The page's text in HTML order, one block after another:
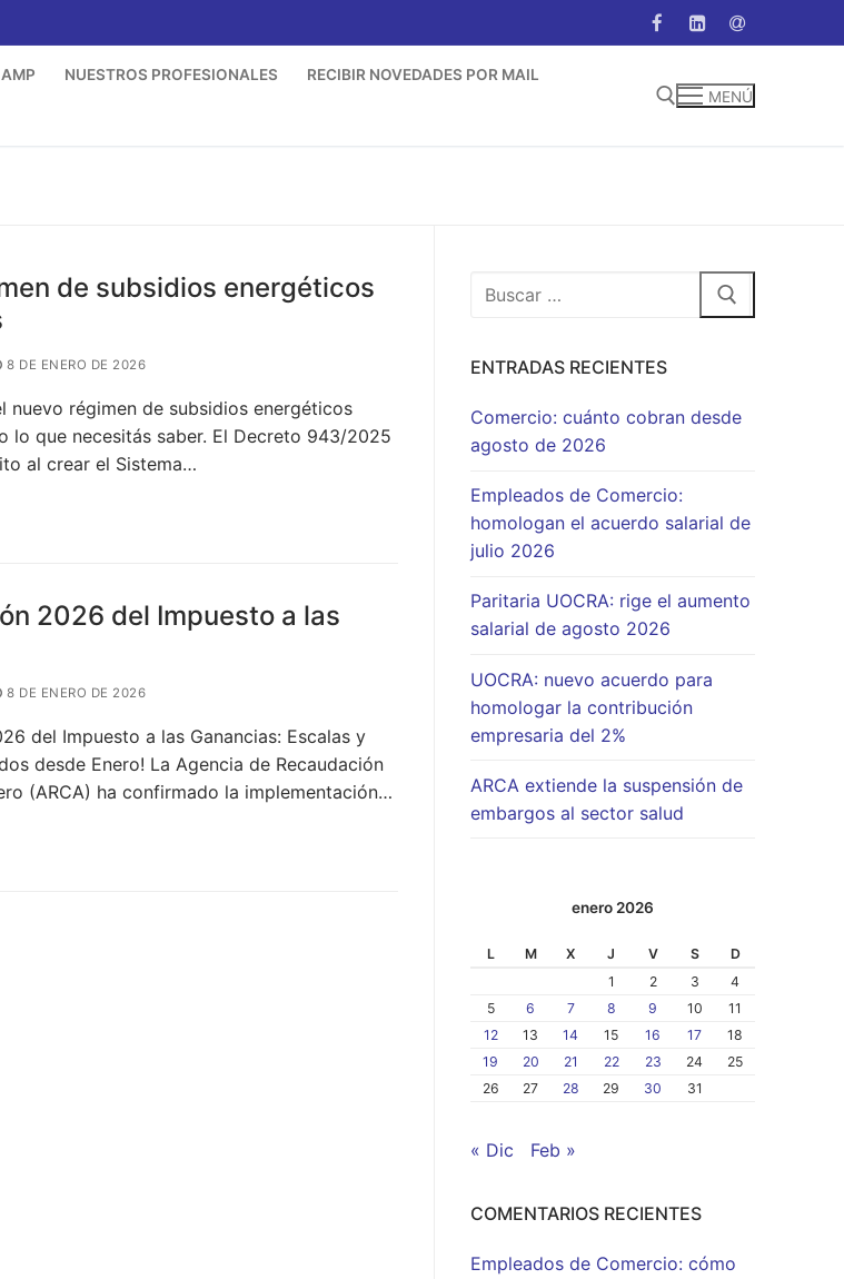
NUESTROS PROFESIONALES RECIBIR NOVEDADES POR MAIL
MENÚ
de subsidios energéticos
8 DE ENERO DE 2026
nuevo régimen de subsidios energéticos
lo que necesitás saber. El Decreto 943/2025
al crear el Sistema…
2026 del Impuesto a las
8 DE ENERO DE 2026
del Impuesto a las Ganancias: Escalas y
desde Enero! La Agencia de Recaudación
(ARCA) ha confirmado la implementación…
Buscar:
ENTRADAS RECIENTES
Comercio: cuánto cobran desde
agosto de 2026
Empleados de Comercio:
homologan el acuerdo salarial de
julio 2026
Paritaria UOCRA: rige el aumento
salarial de agosto 2026
UOCRA: nuevo acuerdo para
homologar la contribución
empresaria del 2%
ARCA extiende la suspensión de
embargos al sector salud
enero 2026
L M X J V S
D
1
2 3
4
5
6 7 8 9 10
11
12
13 14 15 16 17
18
19
20 21 22 23 24
25
26
27 28 29 30 31
« Dic Feb »
COMENTARIOS RECIENTES
Empleados de Comercio: cómo